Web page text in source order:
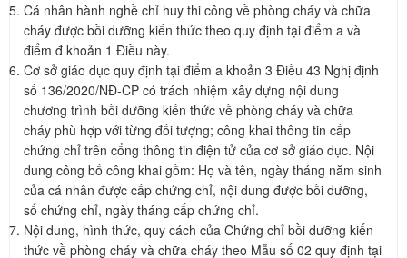
Cá nhân hành nghề chỉ huy thi công về phòng cháy và chữa
cháy được bồi dưỡng kiến thức theo quy định tại điểm a và
điểm đ khoản 1 Điều này.
Cơ sở giáo dục quy định tại điểm a khoản 3 Điều 43 Nghị định
số 136/2020/NĐ-CP có trách nhiệm xây dựng nội dung
chương trình bồi dưỡng kiến thức về phòng cháy và chữa
cháy phù hợp với từng đối tượng; công khai thông tin cấp
chứng chỉ trên cổng thông tin điện tử của cơ sở giáo dục. Nội
dung công bố công khai gồm: Họ và tên, ngày tháng năm sinh
của cá nhân được cấp chứng chỉ, nội dung được bồi dưỡng,
số chứng chỉ, ngày tháng cấp chứng chỉ.
Nội dung, hình thức, quy cách của Chứng chỉ bồi dưỡng kiến
thức về phòng cháy và chữa cháy theo Mẫu số 02 quy định tại